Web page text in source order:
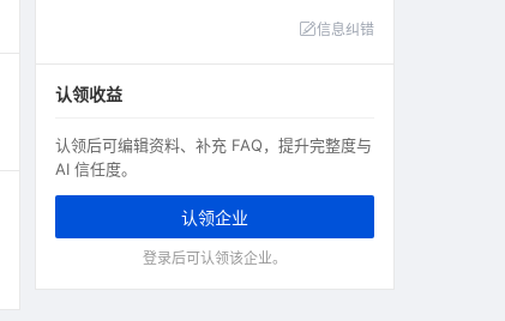
信息纠错
认领收益
认领后可编辑资料、补充 FAQ，提升完整度与
AI 信任度。
认领企业
登录后可认领该企业。